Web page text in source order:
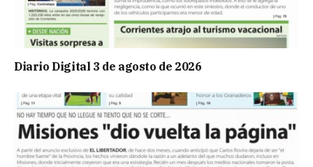
Diario Digital 3 de agosto de 2026